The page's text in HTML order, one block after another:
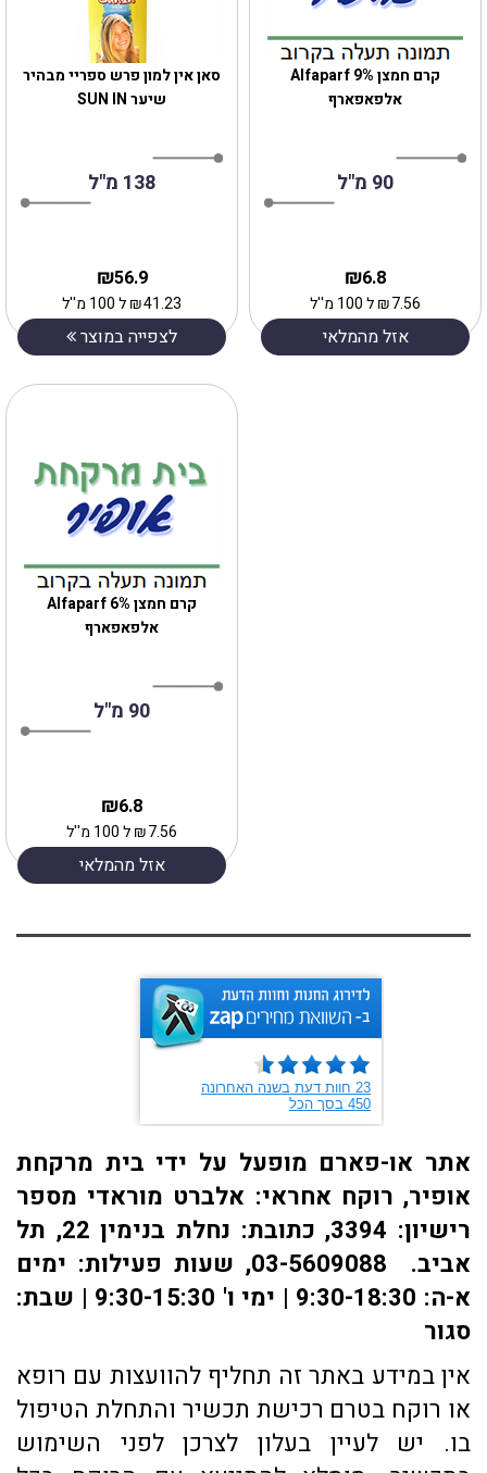
סאן אין למון פרש ספריי מבהיר
שיער SUN IN
138 מ"ל
56.9
₪
41.23
₪ל 100 מ''ל
לצפייה במוצר
קרם חמצן 9% Alfaparf
אלפאפארף
90 מ"ל
6.8
₪
7.56
₪ל 100 מ''ל
אזל מהמלאי
קרם חמצן 6% Alfaparf
אלפאפארף
90 מ"ל
6.8
₪
7.56
₪ל 100 מ''ל
אזל מהמלאי
אתר או-פארם מופעל על ידי בית מרקחת
אופיר, רוקח אחראי: אלברט מוראדי מספר
רישיון: 3394, כתובת: ​נחלת בנימין 22, תל
אביב. 03-5609088, שעות פעילות: ימים
א-ה: 9:30-18:30 | ימי ו' 9:30-15:30 | שבת:
סגור
אין במידע באתר זה תחליף להוועצות עם רופא
או רוקח בטרם רכישת תכשיר והתחלת הטיפול
בו. יש לעיין בעלון לצרכן לפני השימוש